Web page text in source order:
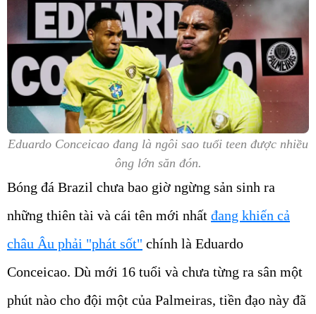
Eduardo Conceicao đang là ngôi sao tuổi teen được nhiều
ông lớn săn đón.
Bóng đá Brazil chưa bao giờ ngừng sản sinh ra
những thiên tài và cái tên mới nhất đang khiến cả
châu Âu phải "phát sốt" chính là Eduardo
Conceicao. Dù mới 16 tuổi và chưa từng ra sân một
phút nào cho đội một của Palmeiras, tiền đạo này đã